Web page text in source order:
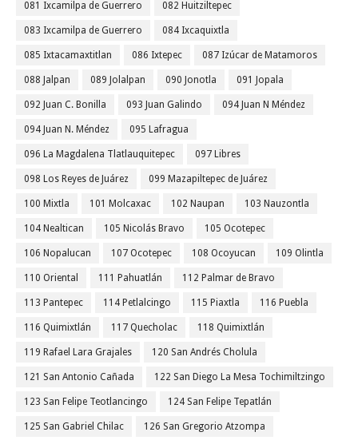
081 Ixcamilpa de Guerrero 082 Huitziltepec
083 Ixcamilpa de Guerrero 084 Ixcaquixtla
085 Ixtacamaxtitlan 086 Ixtepec 087 Izúcar de Matamoros
088 Jalpan 089 Jolalpan 090 Jonotla 091 Jopala
092 Juan C. Bonilla 093 Juan Galindo 094 Juan N Méndez
094 Juan N. Méndez 095 Lafragua
096 La Magdalena Tlatlauquitepec 097 Libres
098 Los Reyes de Juárez 099 Mazapiltepec de Juárez
100 Mixtla 101 Molcaxac 102 Naupan 103 Nauzontla
104 Nealtican 105 Nicolás Bravo 105 Ocotepec
106 Nopalucan 107 Ocotepec 108 Ocoyucan 109 Olintla
110 Oriental 111 Pahuatlán 112 Palmar de Bravo
113 Pantepec 114 Petlalcingo 115 Piaxtla 116 Puebla
116 Quimixtlán 117 Quecholac 118 Quimixtlán
119 Rafael Lara Grajales 120 San Andrés Cholula
121 San Antonio Cañada 122 San Diego La Mesa Tochimiltzingo
123 San Felipe Teotlancingo 124 San Felipe Tepatlán
125 San Gabriel Chilac 126 San Gregorio Atzompa